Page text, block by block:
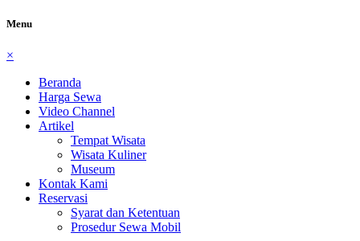
Menu
×
Beranda
Harga Sewa
Video Channel
Artikel
Tempat Wisata
Wisata Kuliner
Museum
Kontak Kami
Reservasi
Syarat dan Ketentuan
Prosedur Sewa Mobil